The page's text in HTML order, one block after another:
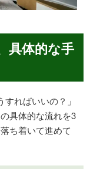
具体的な手
ればいいの？」
具体的な流れを3
ち着いて進めて